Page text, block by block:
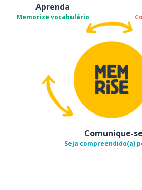
Aprenda
Memorize vocabulário
Comunique-se
Seja compreendido(a)